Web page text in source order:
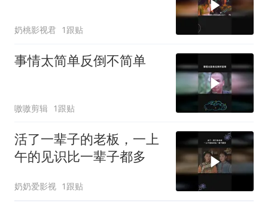
奶桃影视君 1跟贴
事情太简单反倒不简单
嗷嗷剪辑 1跟贴
活了一辈子的老板，一上
午的见识比一辈子都多
奶奶爱影视 1跟贴